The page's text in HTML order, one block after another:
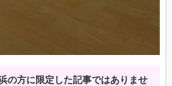
の方に限定した記事ではありませ